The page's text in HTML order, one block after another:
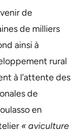
de
de milliers
ainsi à
rural
à l’attente des
de
en
« aviculture